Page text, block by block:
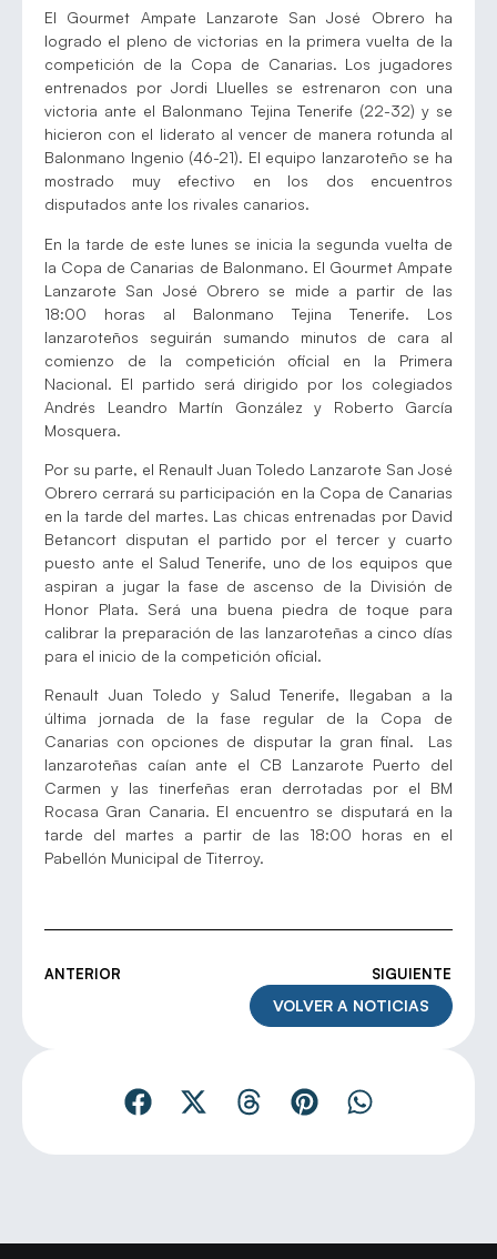
El Gourmet Ampate Lanzarote San José Obrero ha
logrado el pleno de victorias en la primera vuelta de la
competición de la Copa de Canarias. Los jugadores
entrenados por Jordi Lluelles se estrenaron con una
victoria ante el Balonmano Tejina Tenerife (22-32) y se
hicieron con el liderato al vencer de manera rotunda al
Balonmano Ingenio (46-21). El equipo lanzaroteño se ha
mostrado muy efectivo en los dos encuentros
disputados ante los rivales canarios.
En la tarde de este lunes se inicia la segunda vuelta de
la Copa de Canarias de Balonmano. El Gourmet Ampate
Lanzarote San José Obrero se mide a partir de las
18:00 horas al Balonmano Tejina Tenerife. Los
lanzaroteños seguirán sumando minutos de cara al
comienzo de la competición oficial en la Primera
Nacional. El partido será dirigido por los colegiados
Andrés Leandro Martín González y Roberto García
Mosquera.
Por su parte, el Renault Juan Toledo Lanzarote San José
Obrero cerrará su participación en la Copa de Canarias
en la tarde del martes. Las chicas entrenadas por David
Betancort disputan el partido por el tercer y cuarto
puesto ante el Salud Tenerife, uno de los equipos que
aspiran a jugar la fase de ascenso de la División de
Honor Plata. Será una buena piedra de toque para
calibrar la preparación de las lanzaroteñas a cinco días
para el inicio de la competición oficial.
Renault Juan Toledo y Salud Tenerife, llegaban a la
última jornada de la fase regular de la Copa de
Canarias con opciones de disputar la gran final. Las
lanzaroteñas caían ante el CB Lanzarote Puerto del
Carmen y las tinerfeñas eran derrotadas por el BM
Rocasa Gran Canaria. El encuentro se disputará en la
tarde del martes a partir de las 18:00 horas en el
Pabellón Municipal de Titerroy.
ANTERIOR SIGUIENTE
VOLVER A NOTICIAS